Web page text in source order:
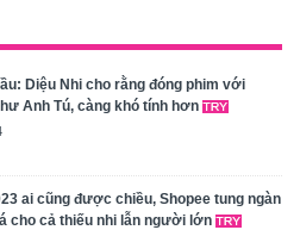
Diệu Nhi cho rằng đóng phim với
Anh Tú, càng khó tính hơn
ai cũng được chiều, Shopee tung ngàn
cho cả thiếu nhi lẫn người lớn